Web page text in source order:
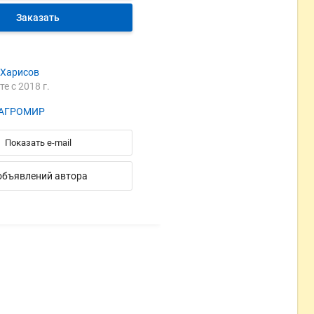
Заказать
с 2018 г.
Показать e-mail
автора